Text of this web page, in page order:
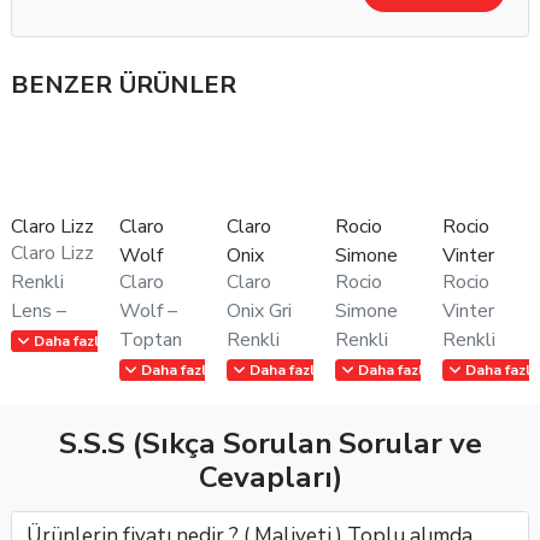
Toptan satış için ideal olan Claro Vesta renkli lens,
BENZER ÜRÜNLER
Claro Lizz
Claro Lizz
Renkli
Lens –
Bonitolente
SatışDoğallığın
Zarafeti,
Konforla
Daha fazla göster
Claro
Wolf
Claro
Wolf –
Toptan
Renkli
Bonitolente
MedikalGözlükçüler
estetikle
Daha fazla göster
Claro
Onix
Claro
Onix Gri
Renkli
Lens –
Medikal
Toptan
Satışa
ÖzelClaro
Daha fazla göster
Rocio
Simone
Rocio
Simone
Renkli
Lens –
Medikal
Toptan
SatışRocio
Simone
Daha fazla göster
Rocio
Vinter
Rocio
Vinter
Renkli
Lens –
Tonuyla
Yeni
Daha
S.S.S (Sıkça Sorulan Sorular ve
Cevapları)